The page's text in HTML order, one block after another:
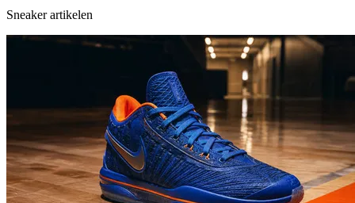
Sneaker artikelen